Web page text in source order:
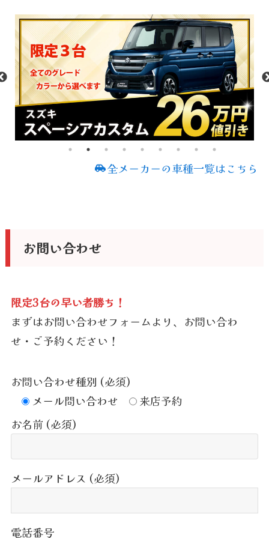
全メーカーの車種一覧はこちら
お問い合わせ
限定3台の早い者勝ち！
まずはお問い合わせフォームより、お問い合わ
せ・ご予約ください！
お問い合わせ種別 (必須)
メール問い合わせ
来店予約
お名前 (必須)
メールアドレス (必須)
電話番号